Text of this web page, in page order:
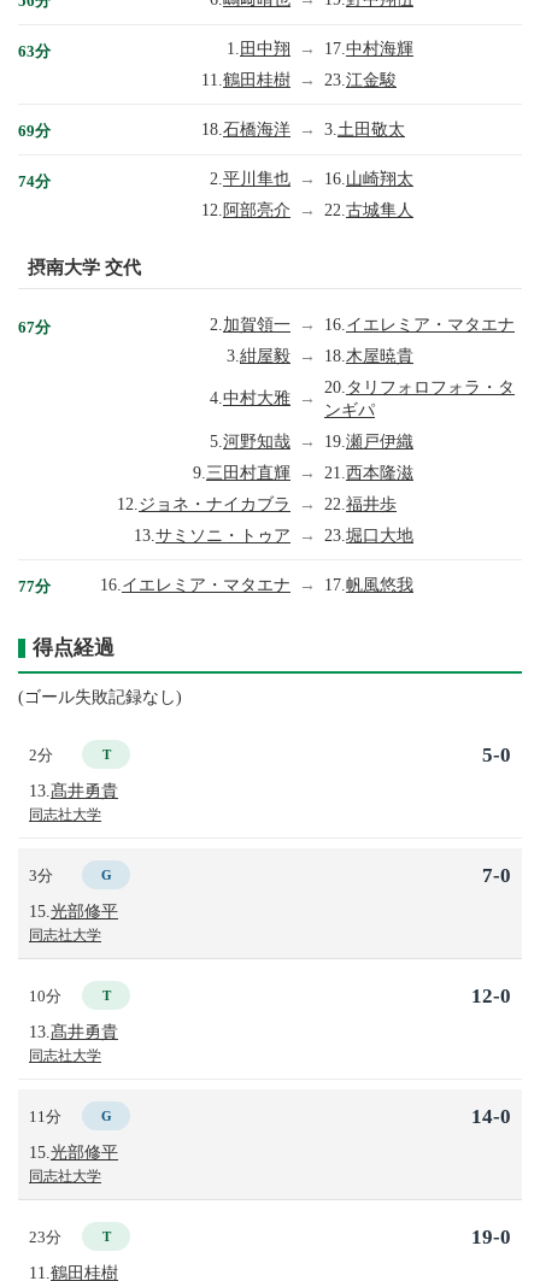
63分 1. 田中翔 → 17. 中村海輝
11. 鶴田桂樹 → 23. 江金駿
69分 18. 石橋海洋 → 3. 土田敬太
74分 2. 平川隼也 → 16. 山崎翔太
12. 阿部亮介 → 22. 古城隼人
摂南大学 交代
67分 2. 加賀領一 → 16. イエレミア・マタエナ
3. 紺屋毅 → 18. 木屋暁貴
4.中村大雅 →
20. タリフォロフォラ・タ
ンギパ
5. 河野知哉 → 19. 瀬戸伊織
9. 三田村直輝 → 21. 西本隆滋
12. ジョネ・ナイカブラ → 22. 福井歩
13. サミソニ・トゥア → 23. 堀口大地
77分 16. イエレミア・マタエナ → 17. 帆風悠我
得点経過
(ゴール失敗記録なし)
2分 T
13. 髙井勇貴
同志社大学
5-0
3分 G
15. 光部修平
同志社大学
7-0
10分 T
13. 髙井勇貴
同志社大学
12-0
11分 G
15. 光部修平
同志社大学
14-0
23分 T
11. 鶴田桂樹
19-0